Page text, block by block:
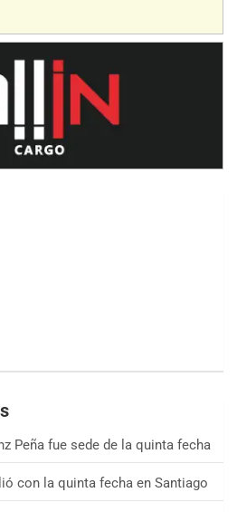
Peña fue sede de la quinta fecha
con la quinta fecha en Santiago